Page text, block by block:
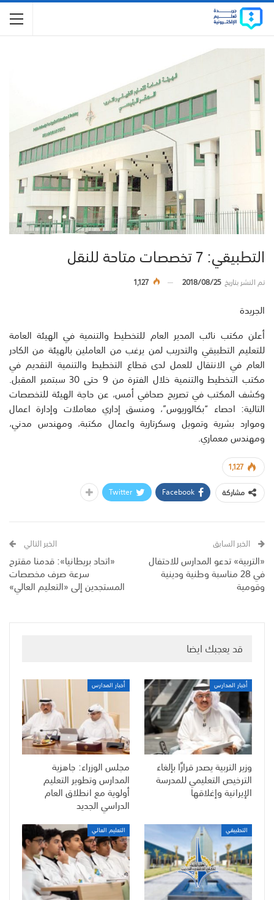
التطبيقي: 7 تخصصات متاحة للنقل
تم النشر بتاريخ2018/08/25
1,127
الجريدة
أعلن مكتب نائب المدير العام للتخطيط والتنمية في الهيئة العامة
للتعليم التطبيقي والتدريب لمن يرغب من العاملين بالهيئة من الكادر
العام في الانتقال للعمل لدى قطاع التخطيط والتنمية التقديم في
مكتب التخطيط والتنمية خلال الفترة من 9 حتى 30 سبتمبر المقبل.
وكشف المكتب في تصريح صحافي أمس، عن حاجة الهيئة للتخصصات
التالية: احصاء “بكالوريوس”، ومنسق إداري معاملات وإدارة اعمال
وموارد بشرية وتمويل وسكرتارية واعمال مكتبة، ومهندس مدني،
ومهندس معماري.
1,127
مشاركة
Facebook
Twitter
الخبر السابق
«التربية» تدعو المدارس للاحتفال
في 28 مناسبة وطنية ودينية
وقومية
الخبر التالي
«اتحاد بريطانيا»: قدمنا مقترح
سرعة صرف مخصصات
المستجدين إلى «التعليم العالي»
قد يعجبك ايضا
أخبار المدارس
وزير التربية يصدر قرارًا بإلغاء
الترخيص التعليمي للمدرسة
الإيرانية وإغلاقها
أخبار المدارس
مجلس الوزراء: جاهزية
المدارس وتطوير التعليم
أولوية مع انطلاق العام
الدراسي الجديد
التطبيقي التعليم العالي